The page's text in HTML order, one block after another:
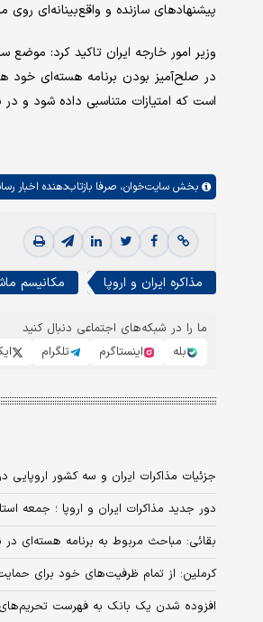
پیشنهادهای سازنده و واقع‌بینانه‌ای
وزیر امور خارجه ایران تاکید کرد:
در صلح‌آمیز بودن برنامه هسته‌ای خود
است که امتیازات متناسبی داده شود و در
بخش سایت‌خوان، صرفا بازتاب‌دهنده اخبار
مذاکره ایران و اروپا مکانیسم
ما را در شبکه‌های اجتماعی دنبال کنید
بله
اینستاگرم تلگرام
جزئیات مذاکرات ایران و سه کشور اروپایی
دور جدید مذاکرات ایران و اروپا ؛ جمعه
بقائی: مباحث مربوط به برنامه هسته‌ای
کرملین: از تمام ظرفیت‌های خود برای حمایت
افزوده شدن یک بانک به فهرست تحریم‌های